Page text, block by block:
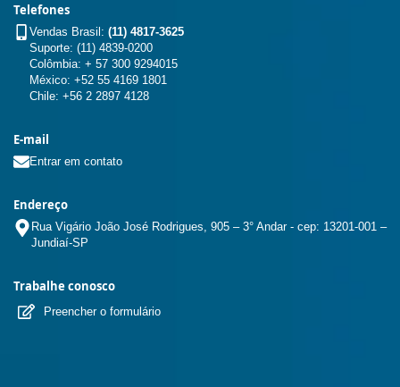
Telefones
Vendas Brasil: (11) 4817-3625
Suporte: (11) 4839-0200
Colômbia: + 57 300 9294015
México: +52 55 4169 1801
Chile: +56 2 2897 4128
E-mail
Entrar em contato
Endereço
Rua Vigário João José Rodrigues, 905 – 3° Andar - cep: 13201-001 –
Jundiaí-SP
Trabalhe conosco
Preencher o formulário